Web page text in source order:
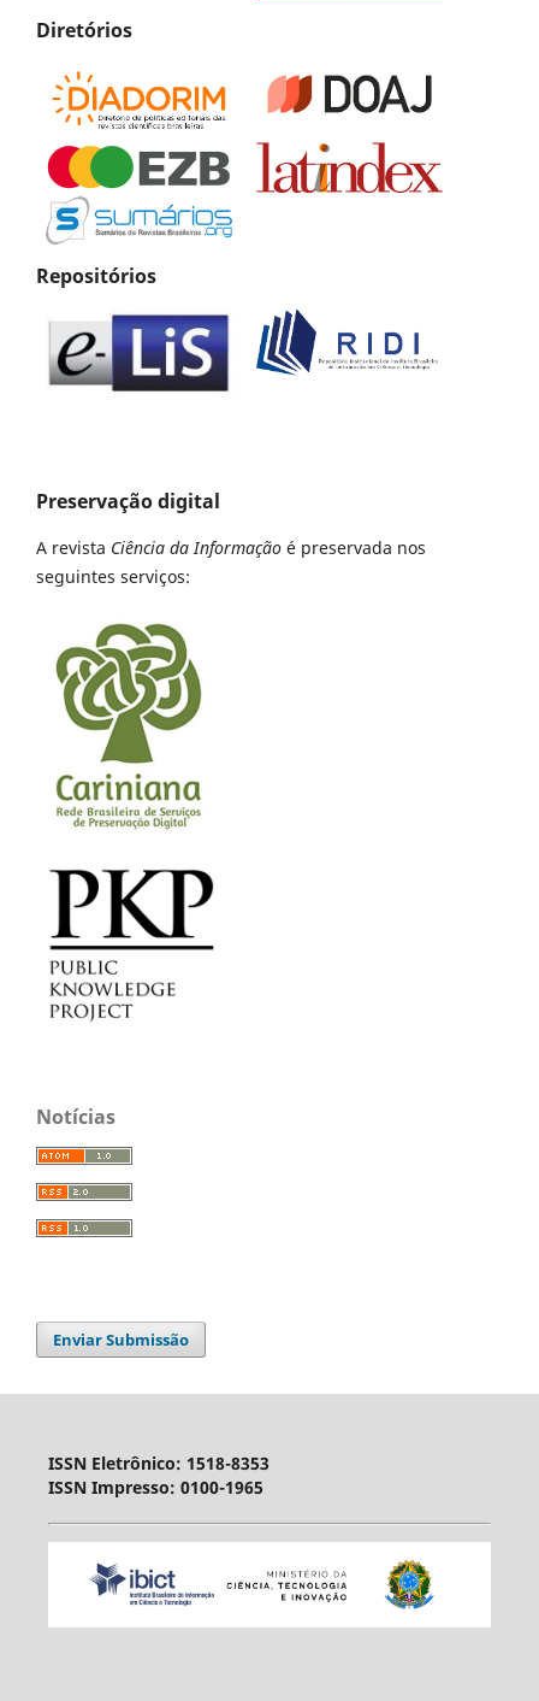
Diretórios
Repositórios
Preservação digital
A revista Ciência da Informação é preservada nos
seguintes serviços:
Notícias
Enviar Submissão
ISSN Eletrônico: 1518-8353
ISSN Impresso: 0100-1965